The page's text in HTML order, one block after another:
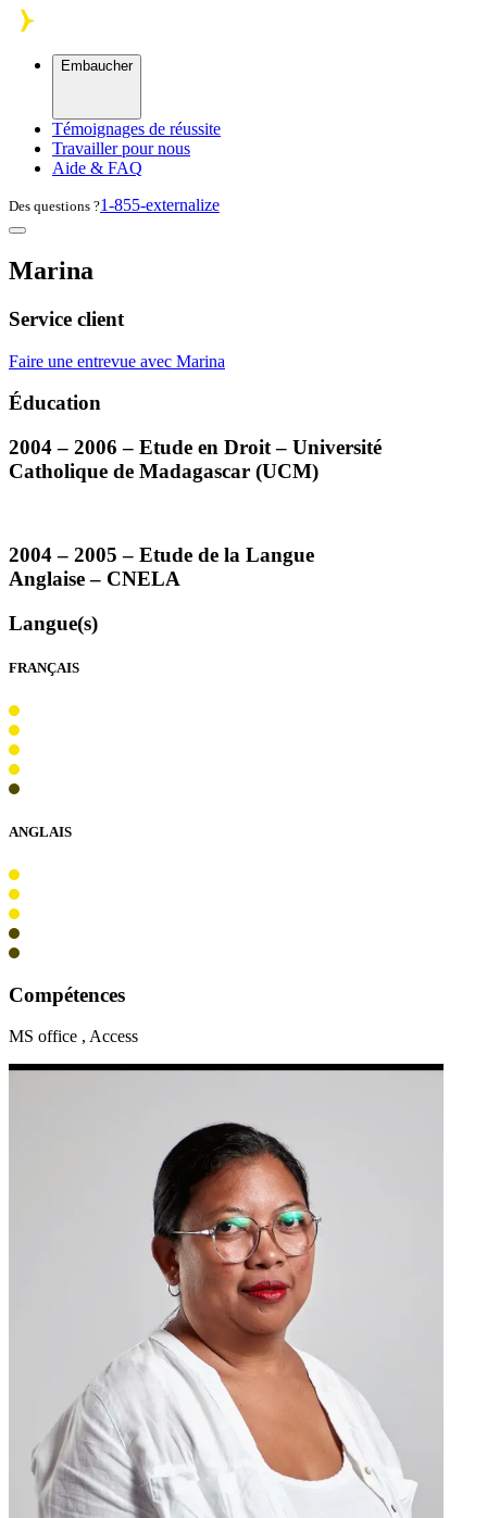
Skip to main content
Embaucher
Témoignages de réussite
Travailler pour nous
Aide & FAQ
Des questions ?1-855-externalize
Marina
Service client
Faire une entrevue avec Marina
Éducation
2004 – 2006 – Etude en Droit – Université
Catholique de Madagascar (UCM)
2004 – 2005 – Etude de la Langue
Anglaise – CNELA
Langue(s)
FRANÇAIS
ANGLAIS
Compétences
MS office , Access